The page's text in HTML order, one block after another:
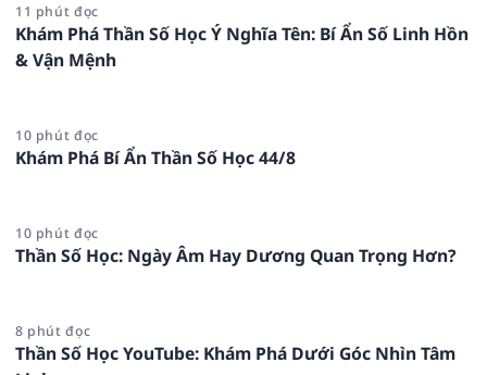
11 phút đọc
Khám Phá Thần Số Học Ý Nghĩa Tên: Bí Ẩn Số Linh Hồn
& Vận Mệnh
10 phút đọc
Khám Phá Bí Ẩn Thần Số Học 44/8
10 phút đọc
Thần Số Học: Ngày Âm Hay Dương Quan Trọng Hơn?
8 phút đọc
Thần Số Học YouTube: Khám Phá Dưới Góc Nhìn Tâm